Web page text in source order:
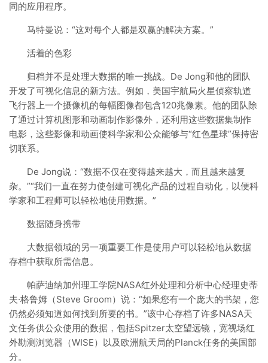
同的应用程序。
马特曼说：“这对每个人都是双赢的解决方案。”
活着的色彩
归档并不是处理大数据的唯一挑战。De Jong和他的团队
开发了可视化信息的新方法。例如，美国宇航局火星侦察轨道
飞行器上一个摄像机的每幅图像都包含120兆像素。他的团队除
了通过计算机图形和动画制作影像外，还利用这些数据集制作
电影，这些影像和动画使科学家和公众能够与“红色星球”保持密
切联系。
De Jong说：“数据不仅在变得越来越大，而且越来越复
杂。”“我们一直在努力使创建可视化产品的过程自动化，以便科
学家和工程师可以轻松地使用数据。”
数据随身携带
大数据领域的另一项重要工作是使用户可以轻松地从数据
存档中获取所需信息。
帕萨迪纳加州理工学院NASA红外处理和分析中心经理史蒂
夫·格鲁姆（Steve Groom）说：“如果您有一个庞大的书架，您
仍然必须知道如何找到所要的书。”该中心存档了许多NASA天
文任务供公众使用的数据，包括Spitzer太空望远镜，宽视场红
外勘测浏览器（WISE）以及欧洲航天局的Planck任务的美国部
分。